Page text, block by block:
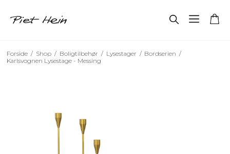
Forside / Shop / Boligtilbehør / Lysestager / Bordserien /
Karlsvognen Lysestage - Messing